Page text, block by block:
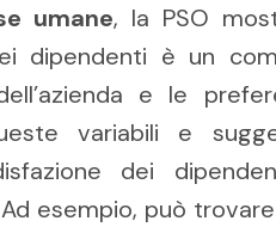
umane, la PSO
dipendenti è un
e le
variabili e
dei
esempio, può